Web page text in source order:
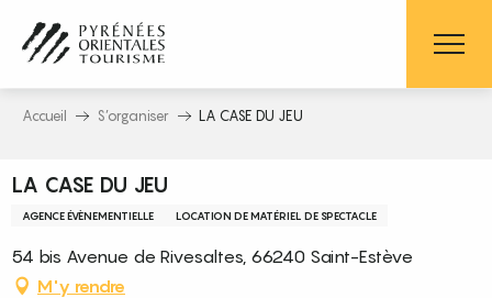
contenu
principal
Accueil S’organiser LA CASE DU JEU
LA CASE DU JEU
AGENCE ÉVÈNEMENTIELLE LOCATION DE MATÉRIEL DE SPECTACLE
54 bis Avenue de Rivesaltes, 66240 Saint-Estève
M'y rendre